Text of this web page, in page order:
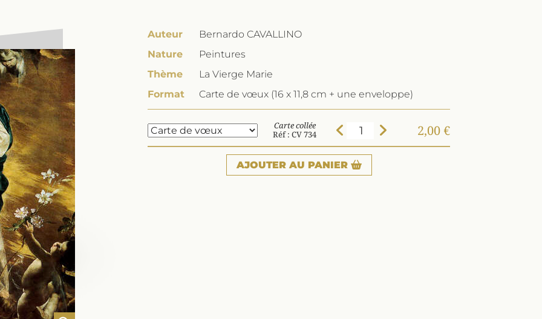
Auteur
Bernardo CAVALLINO
Nature
Peintures
Thème
La Vierge Marie
Format
Carte de vœux (16 x 11,8 cm + une enveloppe)
Carte collée
Réf : CV 734
2,00 €
AJOUTER AU PANIER